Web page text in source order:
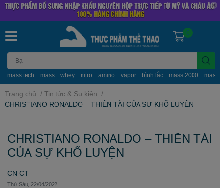
mass tech mass whey nitro amino vapor bình lắc mass 2000
0
Trang chủ / Tin tức & Sự kiện /
CHRISTIANO RONALDO – THIÊN TÀI CỦA SỰ KHỔ LUYỆN
CHRISTIANO RONALDO – THIÊN TÀI
CỦA SỰ KHỔ LUYỆN
CN CT
Thứ Sáu, 22/04/2022